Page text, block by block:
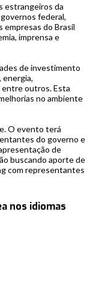
estrangeiros da
federal,
empresas do Brasil
imprensa e
de investimento
outros. Esta
no ambiente
O evento terá
do governo e
de
buscando aporte de
com representantes
nos idiomas